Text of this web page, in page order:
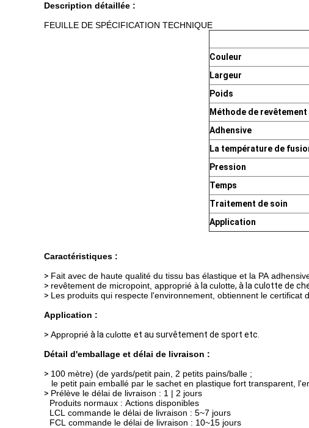
Description détaillée :
FEUILLE DE SPÉCIFICATION TECHNIQUE
Couleur
Largeur
Poids
Méthode de revêtement
Adhensive
La température de
Pression
Temps
Traitement de soin
Application
Caractéristiques :
> Fait avec de haute qualité du tissu bas élastique et la PA
> revêtement de micropoint, approprié à la culotte, à la culotte de
> Les produits qui respecte l'environnement, obtiennent le certificat
Application :
> Appropriéà la culotte et au survêtement de sport etc.
Détail d'emballage et délai de livraison :
> 100 mètre) (de yards/petit pain, 2 petits pains/balle ;
le petit pain emballé par le sachet en plastique fort transparent,
> Prélève le délai de livraison : 1 | 2 jours
Produits normaux : Actions disponibles
LCL commande le délai de livraison : 5~7 jours
FCL commande le délai de livraison : 10~15 jours